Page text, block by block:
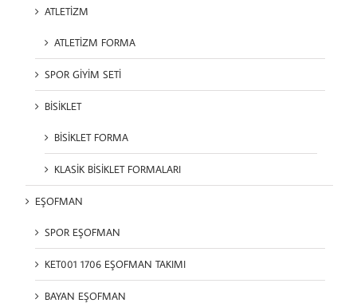
ATLETİZM
ATLETİZM FORMA
SPOR GİYİM SETİ
BİSİKLET
BİSİKLET FORMA
KLASİK BİSİKLET FORMALARI
EŞOFMAN
SPOR EŞOFMAN
KET001 1706 EŞOFMAN TAKIMI
BAYAN EŞOFMAN